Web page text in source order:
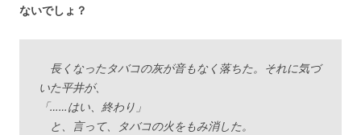
ないでしょ？
長くなったタバコの灰が音もなく落ちた。それに気づ
いた平井が、
「……はい、終わり」
と、言って、タバコの火をもみ消した。